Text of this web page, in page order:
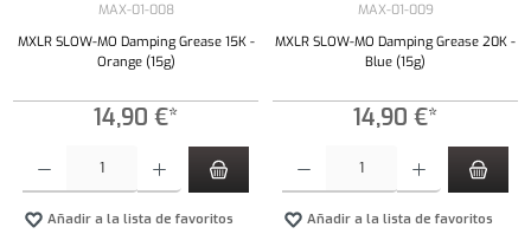
MAX-01-008
MXLR SLOW-MO Damping Grease 15K -
Orange (15g)
14,90 €*
Añadir a la lista de favoritos
MAX-01-009
MXLR SLOW-MO Damping Grease 20K -
Blue (15g)
14,90 €*
Añadir a la lista de favoritos